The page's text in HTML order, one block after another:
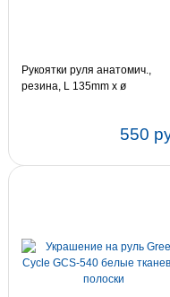
Рукоятки руля анатомич.,
резина, L 135mm x ø
550